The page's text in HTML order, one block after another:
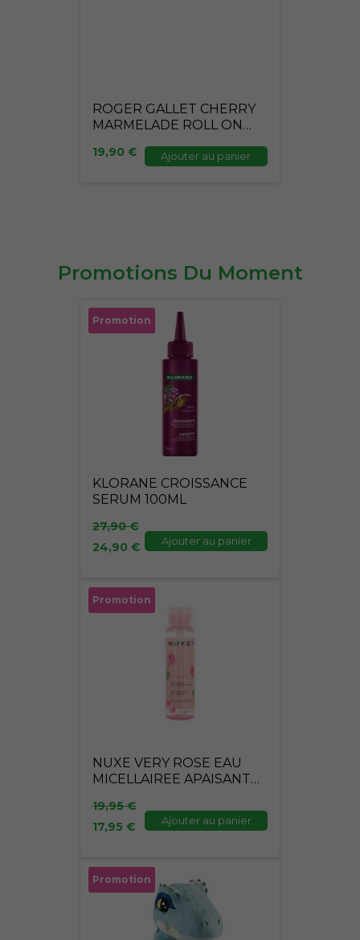
ROGER GALLET CHERRY
MARMELADE ROLL ON
19,90 € Ajouter au panier
Promotions Du Moment
Promotion
KLORANE CROISSANCE
SERUM 100ML
27,90€
Le
prix
24,90 €
Le
prix
24,90 €.
Ajouter au panier
Promotion
NUXE VERY ROSE EAU
MICELLAIREE APAISANTE
19,95€
Le
prix
17,95 €
Le
prix
actuel
17,95 €.
Ajouter au panier
Promotion
Le
prix
Le
prix
actuel
est :